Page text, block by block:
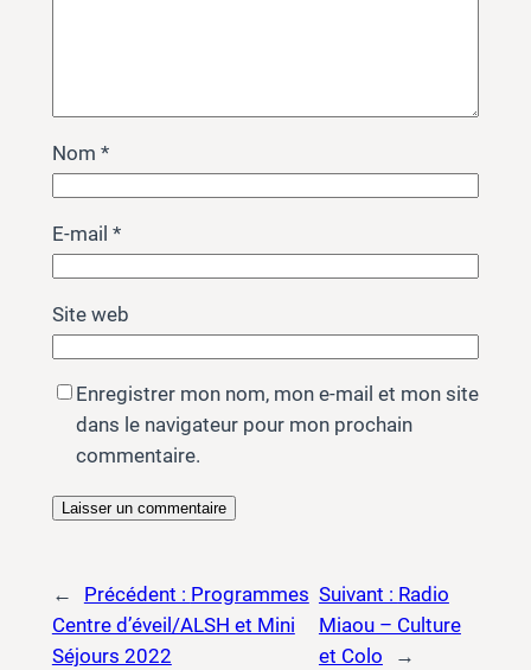
Nom *
E-mail *
Site web
Enregistrer mon nom, mon e-mail et mon site
dans le navigateur pour mon prochain
commentaire.
← Précédent : Programmes
Centre d’éveil/ALSH et Mini
Séjours 2022
Suivant : Radio
Miaou – Culture
et Colo
→